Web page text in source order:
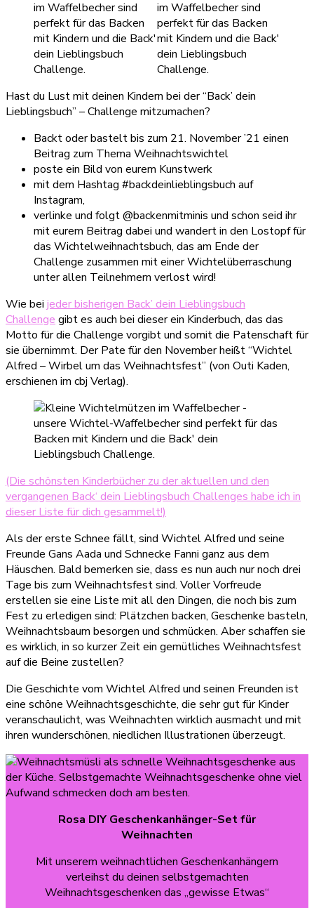
Hast du Lust mit deinen Kindern bei der “Back’ dein
Lieblingsbuch” – Challenge mitzumachen?
Backt oder bastelt bis zum 21. November ’21 einen
Beitrag zum Thema Weihnachtswichtel
poste ein Bild von eurem Kunstwerk
mit dem Hashtag #backdeinlieblingsbuch auf
Instagram,
verlinke und folgt @backenmitminis und schon seid ihr
mit eurem Beitrag dabei und wandert in den Lostopf für
das Wichtelweihnachtsbuch, das am Ende der
Challenge zusammen mit einer Wichtelüberraschung
unter allen Teilnehmern verlost wird!
Wie bei jeder bisherigen Back’ dein Lieblingsbuch
Challenge gibt es auch bei dieser ein Kinderbuch, das das
Motto für die Challenge vorgibt und somit die Patenschaft für
sie übernimmt. Der Pate für den November heißt “Wichtel
Alfred – Wirbel um das Weihnachtsfest” (von Outi Kaden,
erschienen im cbj Verlag).
(Die schönsten Kinderbücher zu der aktuellen und den
vergangenen Back‘ dein Lieblingsbuch Challenges habe ich in
dieser Liste für dich gesammelt!)
Als der erste Schnee fällt, sind Wichtel Alfred und seine
Freunde Gans Aada und Schnecke Fanni ganz aus dem
Häuschen. Bald bemerken sie, dass es nun auch nur noch drei
Tage bis zum Weihnachtsfest sind. Voller Vorfreude
erstellen sie eine Liste mit all den Dingen, die noch bis zum
Fest zu erledigen sind: Plätzchen backen, Geschenke basteln,
Weihnachtsbaum besorgen und schmücken. Aber schaffen sie
es wirklich, in so kurzer Zeit ein gemütliches Weihnachtsfest
auf die Beine zustellen?
Die Geschichte vom Wichtel Alfred und seinen Freunden ist
eine schöne Weihnachtsgeschichte, die sehr gut für Kinder
veranschaulicht, was Weihnachten wirklich ausmacht und mit
ihren wunderschönen, niedlichen Illustrationen überzeugt.
Rosa DIY Geschenkanhänger-Set für
Weihnachten
Mit unserem weihnachtlichen Geschenkanhängern
verleihst du deinen selbstgemachten
Weihnachtsgeschenken das „gewisse Etwas“